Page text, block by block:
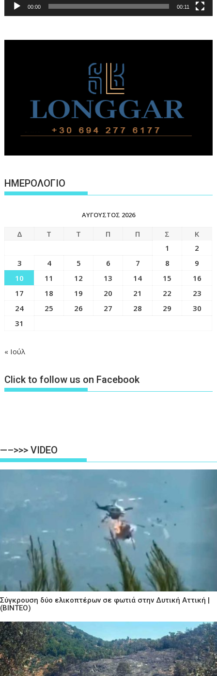
00:00 00:11
ΗΜΕΡΟΛΟΓΙΟ
ΑΎΓΟΥΣΤΟΣ 2026
Δ Τ Τ Π Π Σ
Κ
1
2
3
4 5 6 7 8
9
10
11 12 13 14 15
16
17
18 19 20 21 22
23
24
25 26 27 28 29
30
31
« Ιούλ
Click to follow us on Facebook
—–>>> VIDEO
Σύγκρουση δύο ελικοπτέρων σε φωτιά στην Δυτική Αττική |
(ΒΙΝΤΕΟ)